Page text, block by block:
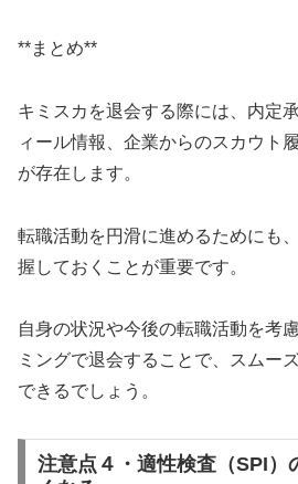
**まとめ**
キミスカを退会する際には、内定
ィール情報、企業からのスカウト
が存在します。
転職活動を円滑に進めるためにも
握しておくことが重要です。
自身の状況や今後の転職活動を考
ミングで退会することで、スムー
できるでしょう。
注意点４・適性検査（SPI）